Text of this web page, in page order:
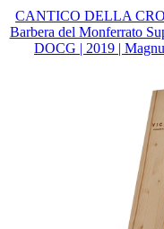
CANTICO DELLA
Barbera del Monferrato
DOCG | 2019 |